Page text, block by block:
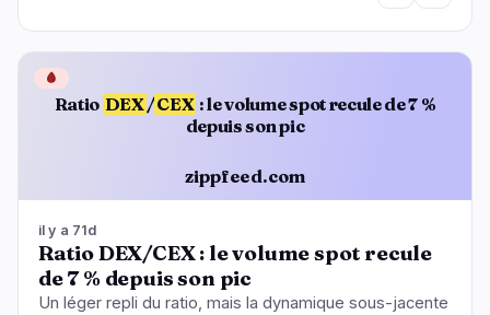
Ratio DEX/CEX : le volume spot recule de 7 %
depuis son pic
zippfeed.com
🩸
il y a 71d
Ratio DEX/CEX : le volume spot recule
de 7 % depuis son pic
Un léger repli du ratio, mais la dynamique sous-jacente